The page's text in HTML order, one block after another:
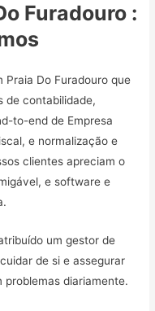
Furadouro :
Praia Do Furadouro que
de contabilidade,
to-end de Empresa
e normalização e
clientes apreciam o
e software e
um gestor de
de si e assegurar
diariamente.